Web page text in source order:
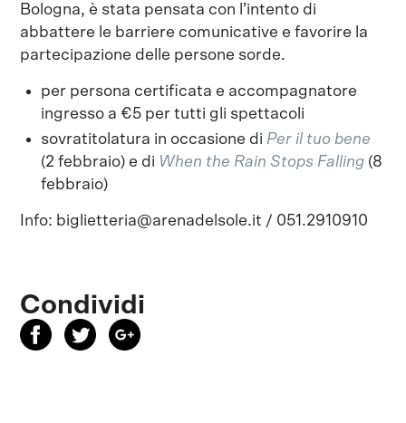
Bologna, è stata pensata con l’intento di
abbattere le barriere comunicative e favorire la
partecipazione delle persone sorde.
per persona certificata e accompagnatore
ingresso a €5 per tutti gli spettacoli
sovratitolatura in occasione di Per il tuo bene
(2 febbraio) e di When the Rain Stops Falling (8
febbraio)
Info: biglietteria@arenadelsole.it / 051.2910910
Condividi